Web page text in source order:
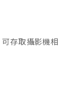
存取攝影機